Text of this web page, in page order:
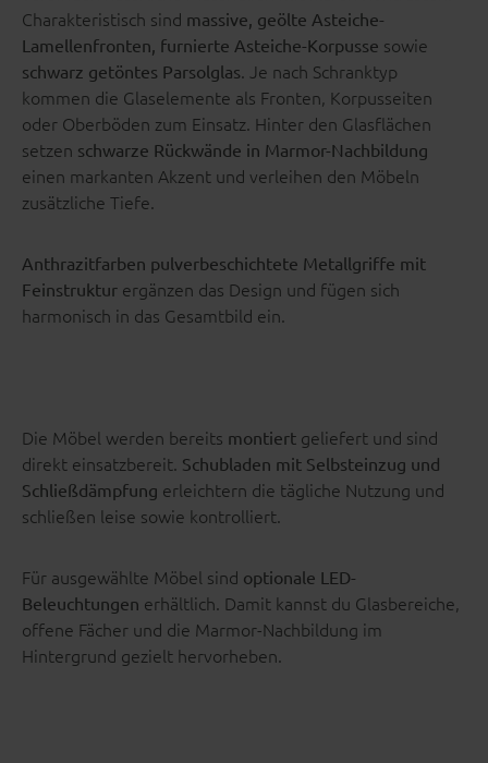
Charakteristisch sind massive, geölte Asteiche-
Lamellenfronten, furnierte Asteiche-Korpusse sowie
schwarz getöntes Parsolglas. Je nach Schranktyp
kommen die Glaselemente als Fronten, Korpusseiten
oder Oberböden zum Einsatz. Hinter den Glasflächen
setzen schwarze Rückwände in Marmor-Nachbildung
einen markanten Akzent und verleihen den Möbeln
zusätzliche Tiefe.
Anthrazitfarben pulverbeschichtete Metallgriffe mit
Feinstruktur ergänzen das Design und fügen sich
harmonisch in das Gesamtbild ein.
Die Möbel werden bereits montiert geliefert und sind
direkt einsatzbereit. Schubladen mit Selbsteinzug und
Schließdämpfung erleichtern die tägliche Nutzung und
schließen leise sowie kontrolliert.
Für ausgewählte Möbel sind optionale LED-
Beleuchtungen erhältlich. Damit kannst du Glasbereiche,
offene Fächer und die Marmor-Nachbildung im
Hintergrund gezielt hervorheben.